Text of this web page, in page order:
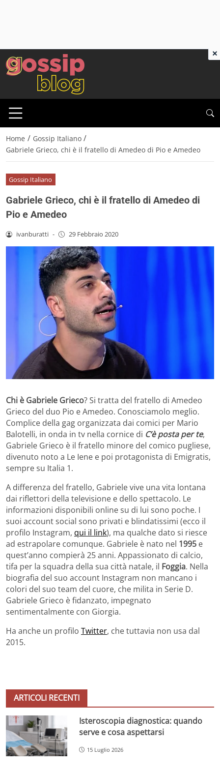
Home / Gossip Italiano /
Gabriele Grieco, chi è il fratello di Amedeo di Pio e Amedeo
Gossip Italiano
Gabriele Grieco, chi è il fratello di Amedeo di
Pio e Amedeo
ivanburatti - 29 Febbraio 2020
Chi è Gabriele Grieco? Si tratta del fratello di Amedeo
Grieco del duo Pio e Amedeo. Conosciamolo meglio.
Complice della gag organizzata dai comici per Mario
Balotelli, in onda in tv nella cornice di C’è posta per te,
Gabriele Grieco è il fratello minore del comico pugliese,
divenuto noto a Le Iene e poi protagonista di Emigratis,
sempre su Italia 1.
A differenza del fratello, Gabriele vive una vita lontana
dai riflettori della televisione e dello spettacolo. Le
informazioni disponibili online su di lui sono poche. I
suoi account social sono privati e blindatissimi (ecco il
profilo Instagram, qui il link), ma qualche dato si riesce
ad estrapolare comunque. Gabriele è nato nel 1995 e
quest’anno compierà 25 anni. Appassionato di calcio,
tifa per la squadra della sua città natale, il Foggia. Nella
biografia del suo account Instagram non mancano i
colori del suo team del cuore, che milita in Serie D.
Gabriele Grieco è fidanzato, impegnato
sentimentalmente con Giorgia.
Ha anche un profilo Twitter, che tuttavia non usa dal
2015.
ARTICOLI RECENTI
Isteroscopia diagnostica: quando
serve e cosa aspettarsi
15 Luglio 2026
×